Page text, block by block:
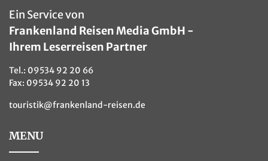
Ein Service von
Frankenland Reisen Media GmbH -
Ihrem Leserreisen Partner
Tel.: 09534 92 20 66
Fax: 09534 92 20 13
touristik@frankenland-reisen.de
MENU